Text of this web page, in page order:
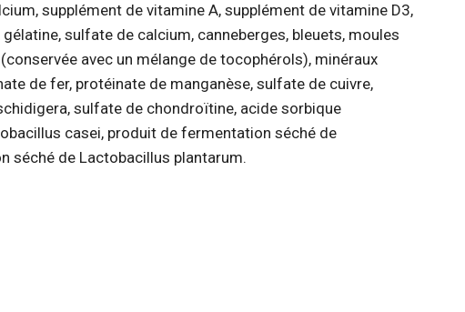
supplément de vitamine A, supplément de vitamine D3,
sulfate de calcium, canneberges, bleuets, moules
avec un mélange de tocophérols), minéraux
de fer, protéinate de manganèse, sulfate de cuivre,
sulfate de chondroïtine, acide sorbique
casei, produit de fermentation séché de
séché de Lactobacillus plantarum.